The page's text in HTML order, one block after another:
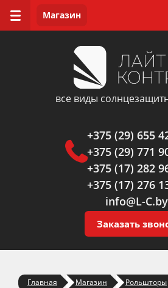
все виды
+375 (29) 655
+375 (29) 771
+375 (17) 282
+375 (17) 276
info@L-C.by
Заказать
Главная Магазин
Рольшторы